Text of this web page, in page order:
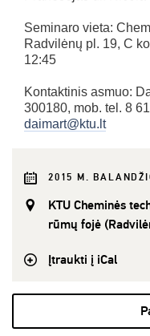
Seminaro vieta:
Radvilėnų pl. 19, C
12:45
Kontaktinis asmuo:
300180, mob. tel. 8
daimart@ktu.lt
2015 M.
KTU Cheminės
rūmų fojė
Įtraukti į iCal